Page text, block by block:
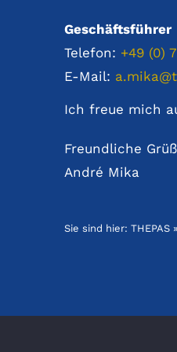
Geschäftsführer
Telefon: +49 (0)
E-Mail:
Ich freue mich
Freundliche
André Mika
Sie sind hier: THEPAS »